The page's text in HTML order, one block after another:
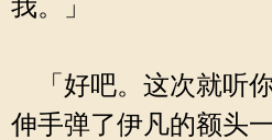
我。」
「好吧。这次就听
伸手弹了伊凡的额头